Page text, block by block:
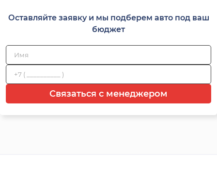
Оставляйте заявку и мы подберем авто под ваш
бюджет
Связаться с менеджером